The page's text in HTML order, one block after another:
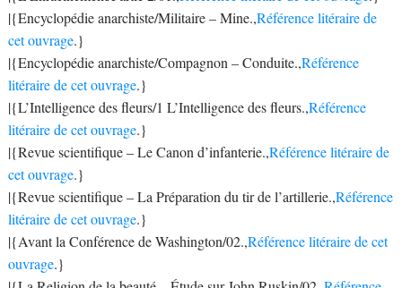
|{Encyclopédie anarchiste/Militaire – Mine.,Référence litéraire de
cet ouvrage.}
|{Encyclopédie anarchiste/Compagnon – Conduite.,Référence
litéraire de cet ouvrage.}
|{L’Intelligence des fleurs/1 L’Intelligence des fleurs.,Référence
litéraire de cet ouvrage.}
|{Revue scientifique – Le Canon d’infanterie.,Référence litéraire de
cet ouvrage.}
|{Revue scientifique – La Préparation du tir de l’artillerie.,Référence
litéraire de cet ouvrage.}
|{Avant la Conférence de Washington/02.,Référence litéraire de cet
ouvrage.}